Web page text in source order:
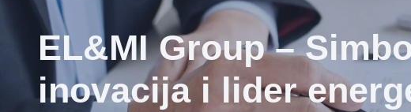
EL&MI Group –
inovacija i lider